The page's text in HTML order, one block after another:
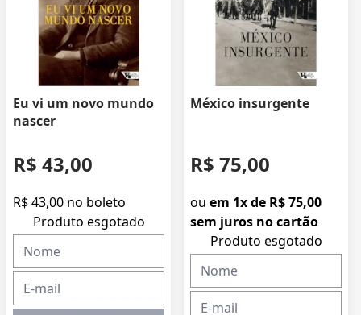
Eu vi um novo mundo
nascer
R$ 43,00
R$ 43,00 no boleto
Produto esgotado
México insurgente
R$ 75,00
ou em 1x de R$ 75,00
sem juros no cartão
Produto esgotado